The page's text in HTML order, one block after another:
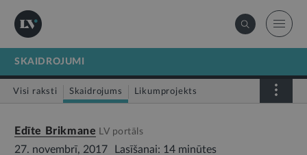
SKAIDROJUMI
Visi raksti Skaidrojums Likumprojekts
Edīte Brikmane LV portāls
27. novembrī, 2017 Lasīšanai: 14 minūtes